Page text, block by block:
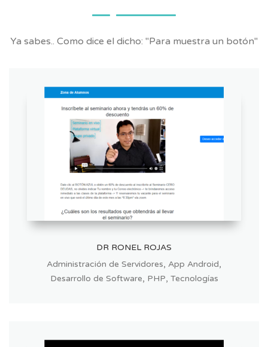
Ya sabes.. Como dice el dicho: "Para muestra un botón"
DR RONEL ROJAS
Administración de Servidores, App Android,
Desarrollo de Software, PHP, Tecnologías